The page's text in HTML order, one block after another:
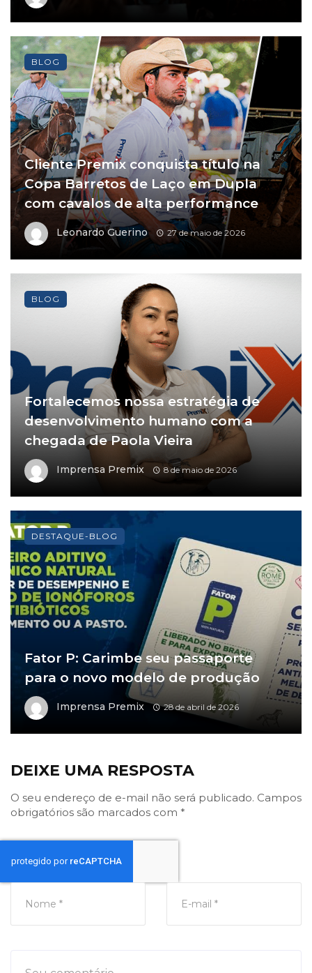
Cliente Premix conquista título na
Copa Barretos de Laço em Dupla
com cavalos de alta performance
Leonardo Guerino 27 de maio de 2026
BLOG
Fortalecemos nossa estratégia de
desenvolvimento humano com a
chegada de Paola Vieira
Imprensa Premix 8 de maio de 2026
BLOG
Fator P: Carimbe seu passaporte
para o novo modelo de produção
Imprensa Premix 28 de abril de 2026
DESTAQUE-BLOG
DEIXE UMA RESPOSTA
O seu endereço de e-mail não será publicado. Campos
obrigatórios são marcados com *